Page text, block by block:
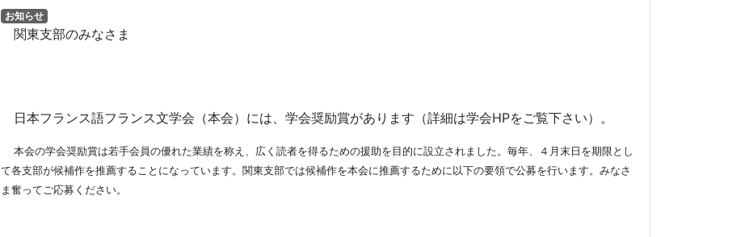
お知らせ
関東支部のみなさま
日本フランス語フランス文学会（本会）には、学会奨励賞があります（詳細は学会HPをご覧下さい）。
本会の学会奨励賞は若手会員の優れた業績を称え、広く読者を得るための援助を目的に設立されました。毎年、４月末日を期限とし
て各支部が候補作を推薦することになっています。関東支部では候補作を本会に推薦するために以下の要領で公募を行います。みなさ
ま奮ってご応募ください。